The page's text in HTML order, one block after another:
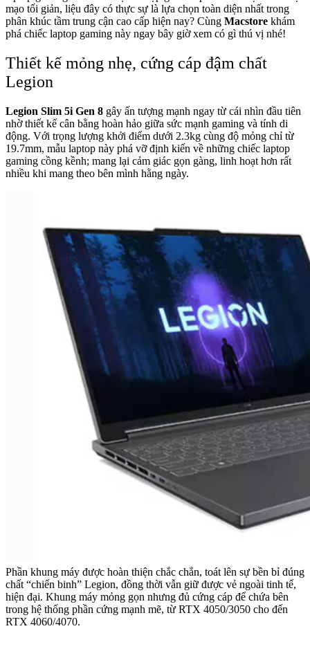
mạo tối giản, liệu đây có thực sự là lựa chọn toàn diện nhất trong
phân khúc tầm trung cận cao cấp hiện nay? Cùng Macstore khám
phá chiếc laptop gaming này ngay bây giờ xem có gì thú vị nhé!
Thiết kế mỏng nhẹ, cứng cáp đậm chất
Legion
Legion Slim 5i Gen 8 gây ấn tượng mạnh ngay từ cái nhìn đầu tiên
nhờ thiết kế cân bằng hoàn hảo giữa sức mạnh gaming và tính di
động. Với trọng lượng khởi điểm dưới 2.3kg cùng độ mỏng chỉ từ
19.7mm, mẫu laptop này phá vỡ định kiến về những chiếc laptop
gaming cồng kềnh; mang lại cảm giác gọn gàng, linh hoạt hơn rất
nhiều khi mang theo bên mình hằng ngày.
Phần khung máy được hoàn thiện chắc chắn, toát lên sự bền bỉ đúng
chất “chiến binh” Legion, đồng thời vẫn giữ được vẻ ngoài tinh tế,
hiện đại. Khung máy mỏng gọn nhưng đủ cứng cáp để chứa bên
trong hệ thống phần cứng mạnh mẽ, từ RTX 4050/3050 cho đến
RTX 4060/4070.